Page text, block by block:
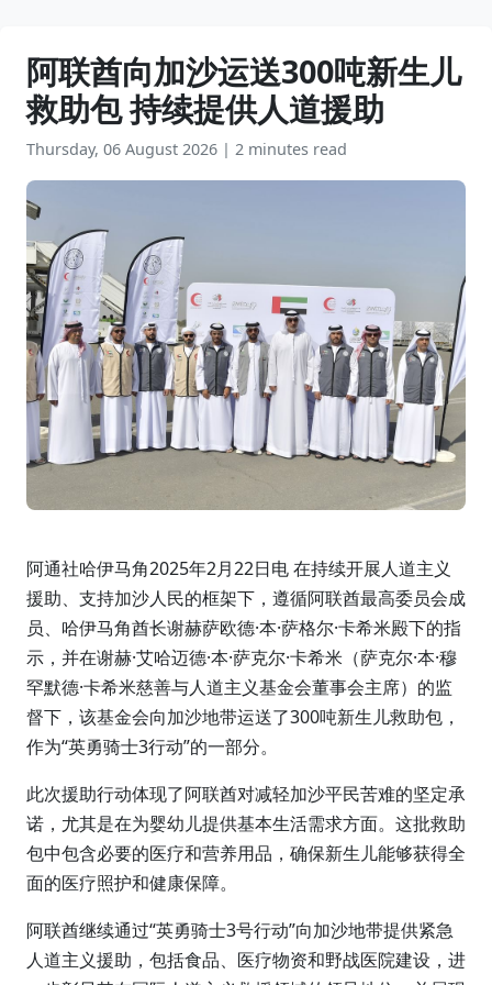
阿联酋向加沙运送300吨新生儿
救助包 持续提供人道援助
Thursday, 06 August 2026 | 2 minutes read
阿通社哈伊马角2025年2月22日电 在持续开展人道主义
援助、支持加沙人民的框架下，遵循阿联酋最高委员会成
员、哈伊马角酋长谢赫萨欧德·本·萨格尔·卡希米殿下的指
示，并在谢赫·艾哈迈德·本·萨克尔·卡希米（萨克尔·本·穆
罕默德·卡希米慈善与人道主义基金会董事会主席）的监
督下，该基金会向加沙地带运送了300吨新生儿救助包，
作为“英勇骑士3行动”的一部分。
此次援助行动体现了阿联酋对减轻加沙平民苦难的坚定承
诺，尤其是在为婴幼儿提供基本生活需求方面。这批救助
包中包含必要的医疗和营养用品，确保新生儿能够获得全
面的医疗照护和健康保障。
阿联酋继续通过“英勇骑士3号行动”向加沙地带提供紧急
人道主义援助，包括食品、医疗物资和野战医院建设，进